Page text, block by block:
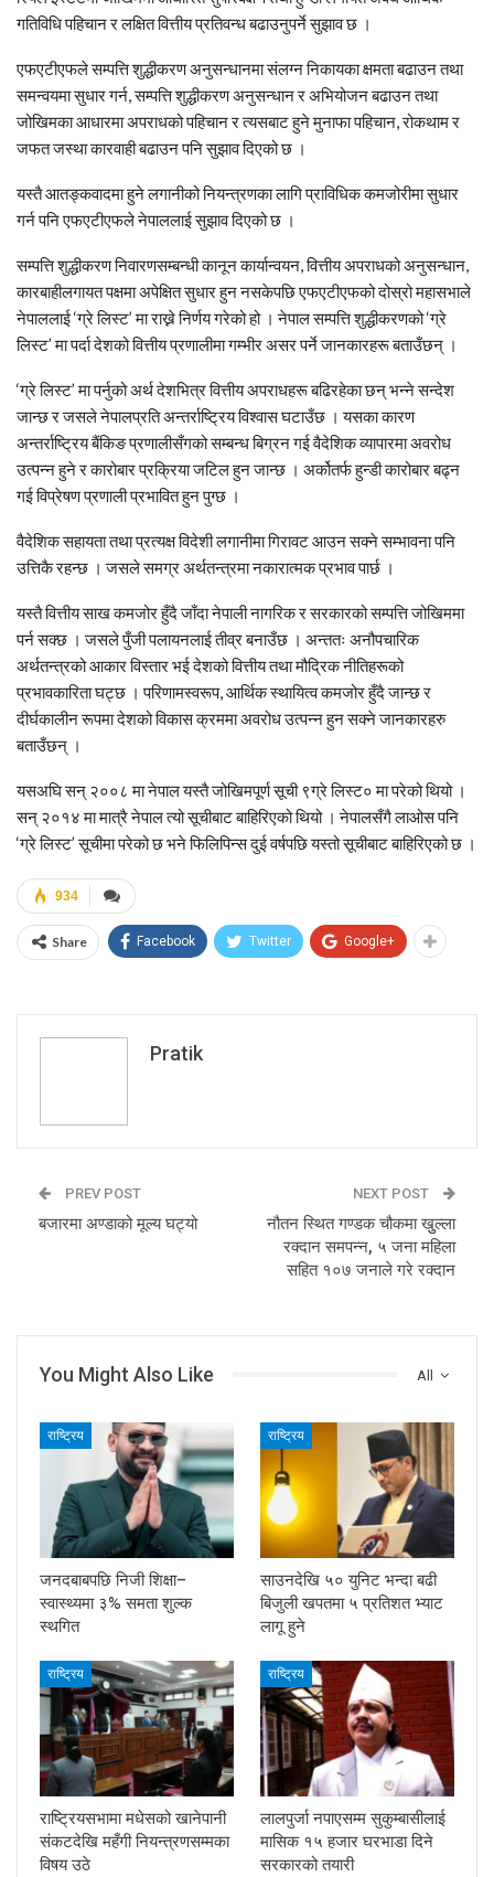
गतिविधि पहिचान र लक्षित वित्तीय प्रतिवन्ध बढाउनुपर्ने सुझाव छ ।
एफएटीएफले सम्पत्ति शुद्धीकरण अनुसन्धानमा संलग्न निकायका क्षमता बढाउन तथा
समन्वयमा सुधार गर्न, सम्पत्ति शुद्धीकरण अनुसन्धान र अभियोजन बढाउन तथा
जोखिमका आधारमा अपराधको पहिचान र त्यसबाट हुने मुनाफा पहिचान, रोकथाम र
जफत जस्था कारवाही बढाउन पनि सुझाव दिएको छ ।
यस्तै आतङ्कवादमा हुने लगानीको नियन्त्रणका लागि प्राविधिक कमजोरीमा सुधार
गर्न पनि एफएटीएफले नेपाललाई सुझाव दिएको छ ।
सम्पत्ति शुद्धीकरण निवारणसम्बन्धी कानून कार्यान्वयन, वित्तीय अपराधको अनुसन्धान,
कारबाहीलगायत पक्षमा अपेक्षित सुधार हुन नसकेपछि एफएटीएफको दोस्रो महासभाले
नेपाललाई ‘ग्रे लिस्ट’ मा राख्ने निर्णय गरेको हो । नेपाल सम्पत्ति शुद्धीकरणको ‘ग्रे
लिस्ट’ मा पर्दा देशको वित्तीय प्रणालीमा गम्भीर असर पर्ने जानकारहरू बताउँछन् ।
‘ग्रे लिस्ट’ मा पर्नुको अर्थ देशभित्र वित्तीय अपराधहरू बढिरहेका छन् भन्ने सन्देश
जान्छ र जसले नेपालप्रति अन्तर्राष्ट्रिय विश्वास घटाउँछ । यसका कारण
अन्तर्राष्ट्रिय बैंकिङ प्रणालीसँगको सम्बन्ध बिग्रन गई वैदेशिक व्यापारमा अवरोध
उत्पन्न हुने र कारोबार प्रक्रिया जटिल हुन जान्छ । अर्कोतर्फ हुन्डी कारोबार बढ्न
गई विप्रेषण प्रणाली प्रभावित हुन पुग्छ ।
वैदेशिक सहायता तथा प्रत्यक्ष विदेशी लगानीमा गिरावट आउन सक्ने सम्भावना पनि
उत्तिकै रहन्छ । जसले समग्र अर्थतन्त्रमा नकारात्मक प्रभाव पार्छ ।
यस्तै वित्तीय साख कमजोर हुँदै जाँदा नेपाली नागरिक र सरकारको सम्पत्ति जोखिममा
पर्न सक्छ । जसले पुँजी पलायनलाई तीव्र बनाउँछ । अन्ततः अनौपचारिक
अर्थतन्त्रको आकार विस्तार भई देशको वित्तीय तथा मौद्रिक नीतिहरूको
प्रभावकारिता घट्छ । परिणामस्वरूप, आर्थिक स्थायित्व कमजोर हुँदै जान्छ र
दीर्घकालीन रूपमा देशको विकास क्रममा अवरोध उत्पन्न हुन सक्ने जानकारहरु
बताउँछन् ।
यसअघि सन् २००८ मा नेपाल यस्तै जोखिमपूर्ण सूची ९ग्रे लिस्ट० मा परेको थियो ।
सन् २०१४ मा मात्रै नेपाल त्यो सूचीबाट बाहिरिएको थियो । नेपालसँगै लाओस पनि
‘ग्रे लिस्ट’ सूचीमा परेको छ भने फिलिपिन्स दुई वर्षपछि यस्तो सूचीबाट बाहिरिएको छ ।
934
Share Facebook Twitter Google+
Pratik
PREV POST
बजारमा अण्डाको मूल्य घट्यो
NEXT POST
नौतन स्थित गण्डक चौकमा खुुल्ला
रक्दान समपन्न, ५ जना महिला
सहित १०७ जनाले गरे रक्दान
All
You Might Also Like
राष्ट्रिय
जनदबाबपछि निजी शिक्षा–
स्वास्थ्यमा ३% समता शुल्क
स्थगित
राष्ट्रिय
साउनदेखि ५० युनिट भन्दा बढी
बिजुली खपतमा ५ प्रतिशत भ्याट
लागू हुने
राष्ट्रिय
राष्ट्रियसभामा मधेसको खानेपानी
संकटदेखि महँगी नियन्त्रणसम्मका
विषय उठे
राष्ट्रिय
लालपुर्जा नपाएसम्म सुकुम्बासीलाई
मासिक १५ हजार घरभाडा दिने
सरकारको तयारी